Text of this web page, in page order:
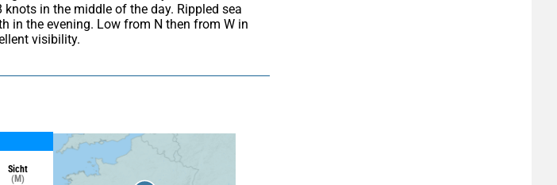
knots in the middle of the day. Rippled sea
in the evening. Low from N then from W in
visibility.
Sicht
(M)